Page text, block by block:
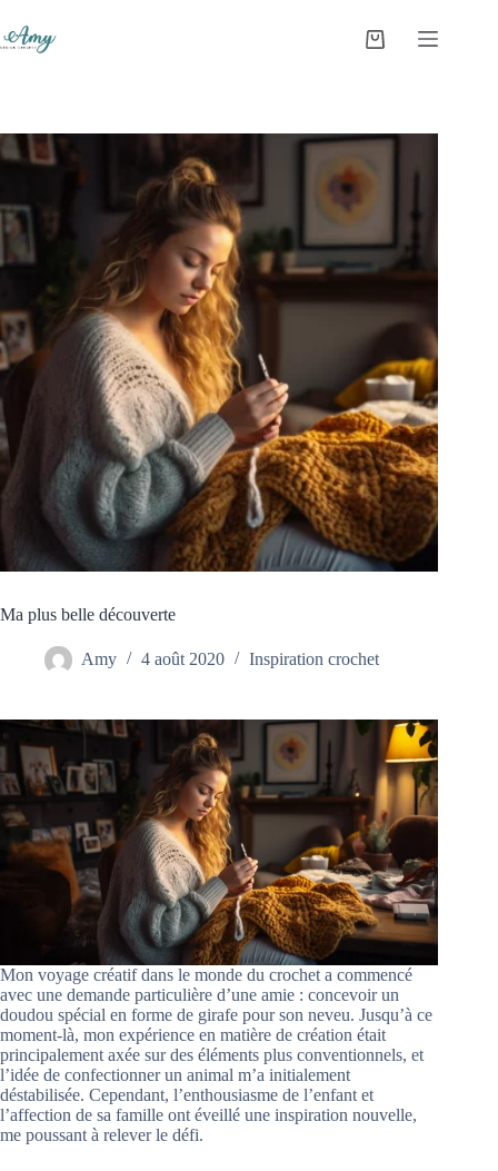
Ma plus belle découverte
Amy 4 août 2020 Inspiration crochet
Mon voyage créatif dans le monde du crochet a commencé
avec une demande particulière d’une amie : concevoir un
doudou spécial en forme de girafe pour son neveu. Jusqu’à ce
moment-là, mon expérience en matière de création était
principalement axée sur des éléments plus conventionnels, et
l’idée de confectionner un animal m’a initialement
déstabilisée. Cependant, l’enthousiasme de l’enfant et
l’affection de sa famille ont éveillé une inspiration nouvelle,
me poussant à relever le défi.